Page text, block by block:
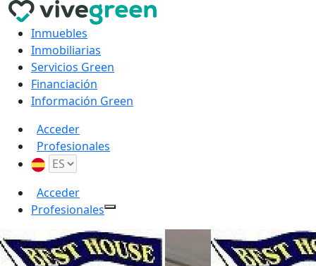
Inmuebles
Inmobiliarias
Servicios Green
Financiación
Información Green
Acceder
Profesionales
Acceder
Profesionales